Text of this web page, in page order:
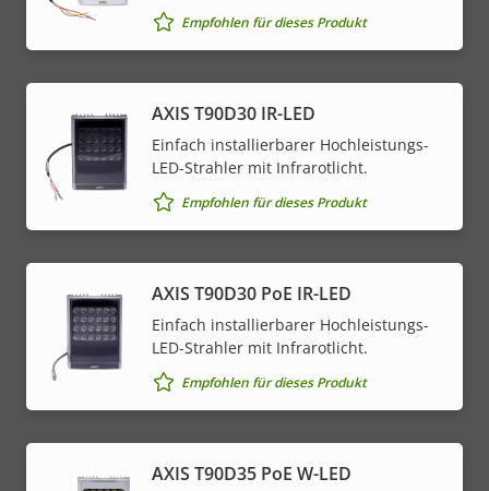
Empfohlen für dieses Produkt
AXIS T90D30 IR-LED
Einfach installierbarer Hochleistungs-
LED-Strahler mit Infrarotlicht.
Empfohlen für dieses Produkt
AXIS T90D30 PoE IR-LED
Einfach installierbarer Hochleistungs-
LED-Strahler mit Infrarotlicht.
Empfohlen für dieses Produkt
AXIS T90D35 PoE W-LED